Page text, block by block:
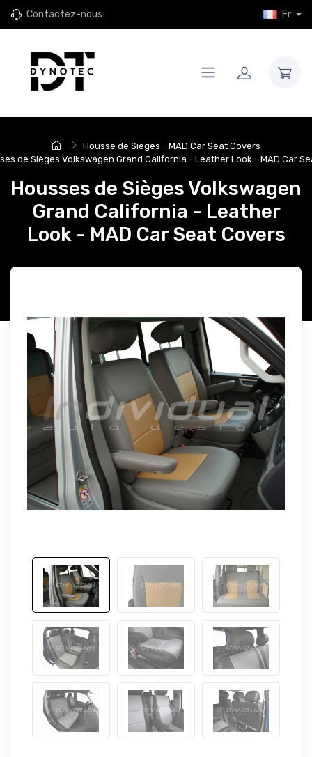
Contactez-nous Fr
Housse de Sièges - MAD Car Seat Covers
de Sièges Volkswagen Grand California - Leather Look - MAD Car
Housses de Sièges Volkswagen
Grand California - Leather
Look - MAD Car Seat Covers